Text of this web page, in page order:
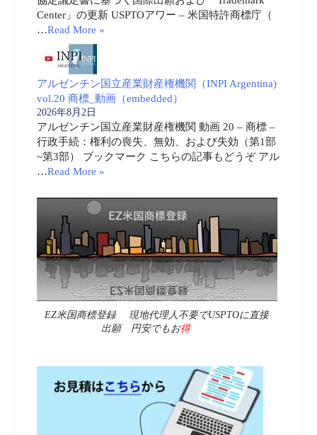
Center」の更新 USPTOアワー – 米国特許商標庁（
…Read More »
アルゼンチン国立産業財産権機関（INPI Argentina)
vol.20 商標_動画（embedded）
2026年8月2日
アルゼンチン国立産業財産権機関 動画 20 – 商標 –
行政手続：権利の喪失、無効、および失効（第1部
~第3部） ブックマーク こちらの記事もどうぞ アル
…Read More »
EZ米国商標登録 現地代理人不要でUSPTOに直接
出願 円安でもお得